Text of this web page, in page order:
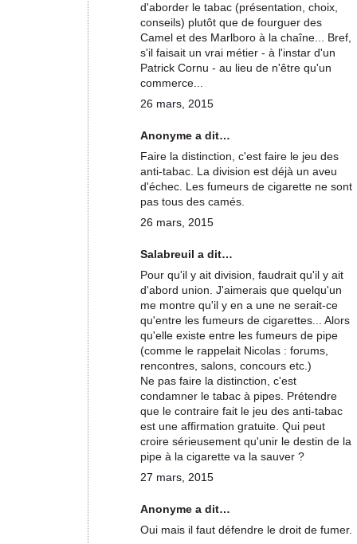
d'aborder le tabac (présentation, choix,
conseils) plutôt que de fourguer des
Camel et des Marlboro à la chaîne... Bref,
s'il faisait un vrai métier - à l'instar d'un
Patrick Cornu - au lieu de n'être qu'un
commerce...
26 mars, 2015
Anonyme a dit…
Faire la distinction, c'est faire le jeu des
anti-tabac. La division est déjà un aveu
d'échec. Les fumeurs de cigarette ne sont
pas tous des camés.
26 mars, 2015
Salabreuil a dit…
Pour qu'il y ait division, faudrait qu'il y ait
d'abord union. J'aimerais que quelqu'un
me montre qu'il y en a une ne serait-ce
qu'entre les fumeurs de cigarettes... Alors
qu'elle existe entre les fumeurs de pipe
(comme le rappelait Nicolas : forums,
rencontres, salons, concours etc.)
Ne pas faire la distinction, c'est
condamner le tabac à pipes. Prétendre
que le contraire fait le jeu des anti-tabac
est une affirmation gratuite. Qui peut
croire sérieusement qu'unir le destin de la
pipe à la cigarette va la sauver ?
27 mars, 2015
Anonyme a dit…
Oui mais il faut défendre le droit de fumer.